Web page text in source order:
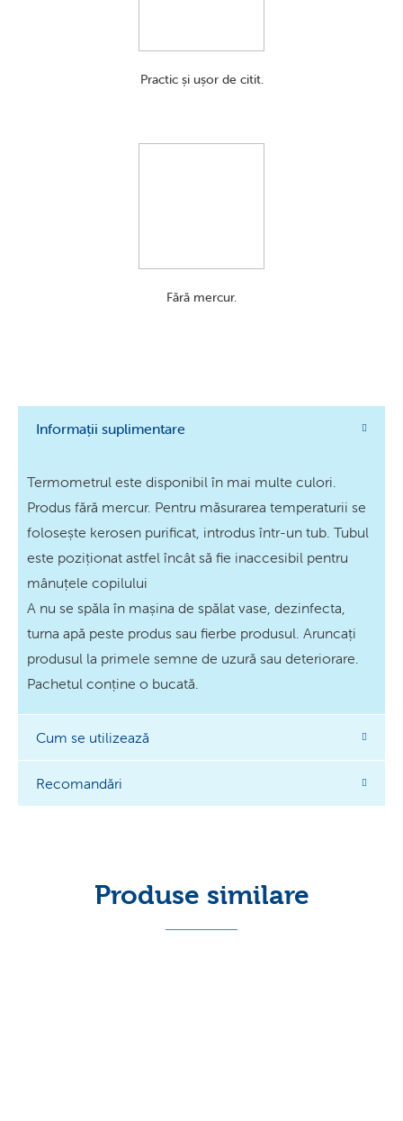
Practic și ușor de citit.
Fără mercur.
Informații suplimentare
Termometrul este disponibil în mai multe culori.
Produs fără mercur. Pentru măsurarea temperaturii se
folosește kerosen purificat, introdus într-un tub. Tubul
este poziționat astfel încât să fie inaccesibil pentru
mânuțele copilului
A nu se spăla în mașina de spălat vase, dezinfecta,
turna apă peste produs sau fierbe produsul. Aruncați
produsul la primele semne de uzură sau deteriorare.
Pachetul conține o bucată.
Cum se utilizează
Recomandări
Produse similare